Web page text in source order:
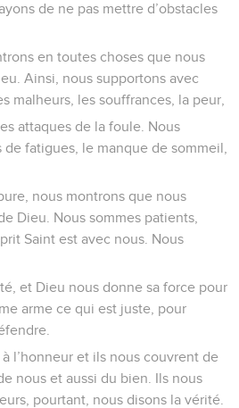
de ne pas mettre d’obstacles
en toutes choses que nous
Ainsi, nous supportons avec
malheurs, les souffrances, la peur,
attaques de la foule. Nous
fatigues, le manque de sommeil,
nous montrons que nous
Dieu. Nous sommes patients,
Saint est avec nous. Nous
et Dieu nous donne sa force pour
arme ce qui est juste, pour
l’honneur et ils nous couvrent de
nous et aussi du bien. Ils nous
pourtant, nous disons la vérité.